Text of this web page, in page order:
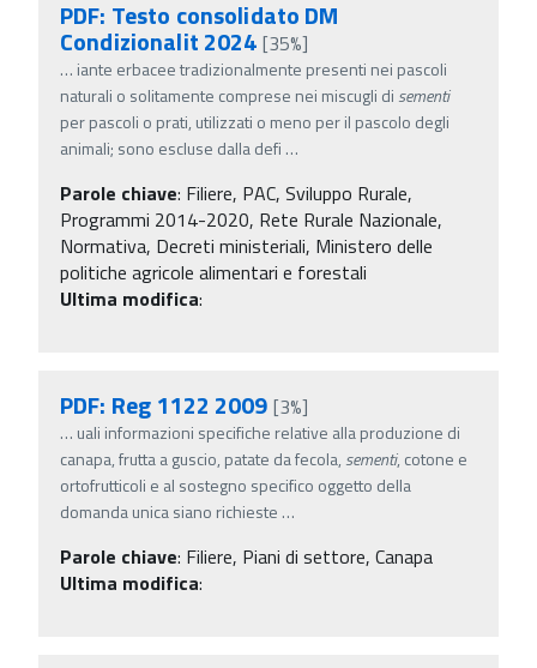
PDF: Testo consolidato DM
Condizionalit 2024 [35%]
… iante erbacee tradizionalmente presenti nei pascoli
naturali o solitamente comprese nei miscugli di sementi
per pascoli o prati, utilizzati o meno per il pascolo degli
animali; sono escluse dalla defi …
Parole chiave: Filiere, PAC, Sviluppo Rurale,
Programmi 2014-2020, Rete Rurale Nazionale,
Normativa, Decreti ministeriali, Ministero delle
politiche agricole alimentari e forestali
Ultima modifica:
PDF: Reg 1122 2009 [3%]
… uali informazioni specifiche relative alla produzione di
canapa, frutta a guscio, patate da fecola, sementi, cotone e
ortofrutticoli e al sostegno specifico oggetto della
domanda unica siano richieste …
Parole chiave: Filiere, Piani di settore, Canapa
Ultima modifica: